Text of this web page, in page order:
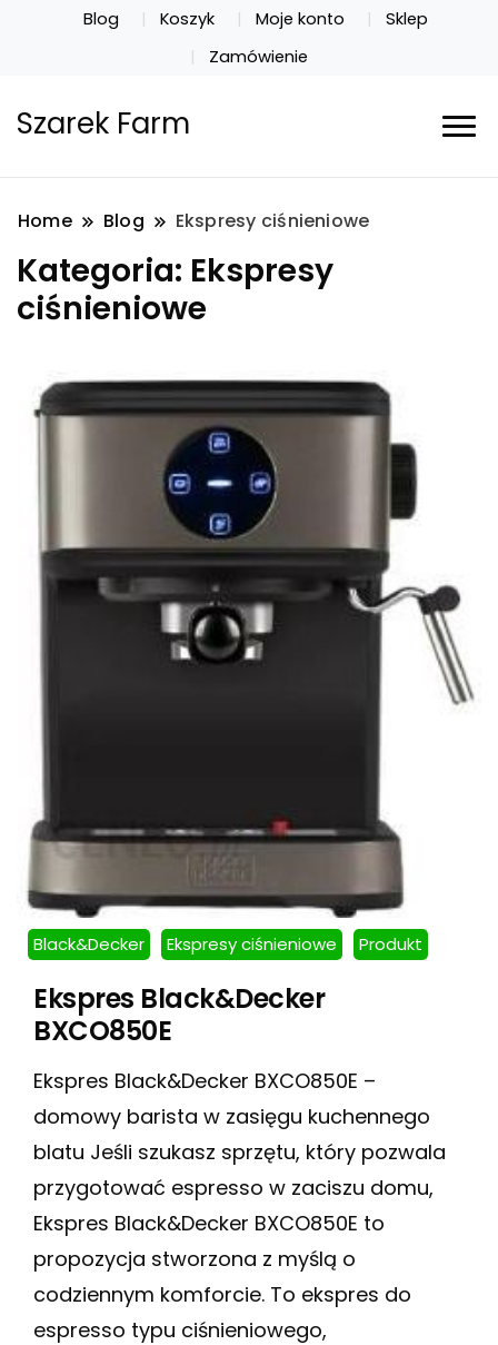
Blog Koszyk Moje konto
Sklep
Zamówienie
Szarek Farm
Home Blog Ekspresy ciśnieniowe
Kategoria: Ekspresy
ciśnieniowe
Black&Decker Ekspresy ciśnieniowe Produkt
Ekspres Black&Decker
BXCO850E
Ekspres Black&Decker BXCO850E –
domowy barista w zasięgu kuchennego
blatu Jeśli szukasz sprzętu, który pozwala
przygotować espresso w zaciszu domu,
Ekspres Black&Decker BXCO850E to
propozycja stworzona z myślą o
codziennym komforcie. To ekspres do
espresso typu ciśnieniowego,